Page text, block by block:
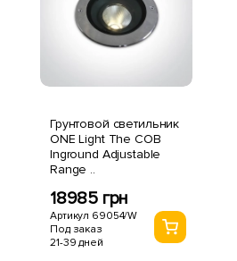
Грунтовой светильник
ONE Light The COB
Inground Adjustable
Range ..
18985 грн
Артикул 69054/W
Под заказ
21-39 дней